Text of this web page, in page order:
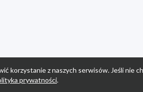
korzystanie z naszych serwisów. Jeśli nie
prywatności.